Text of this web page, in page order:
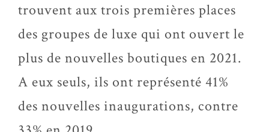
trouvent aux trois premières places
des groupes de luxe qui ont ouvert le
plus de nouvelles boutiques en 2021.
A eux seuls, ils ont représenté 41%
des nouvelles inaugurations, contre